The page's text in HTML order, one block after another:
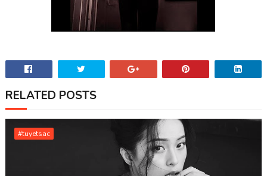
RELATED POSTS
#tuyetsac